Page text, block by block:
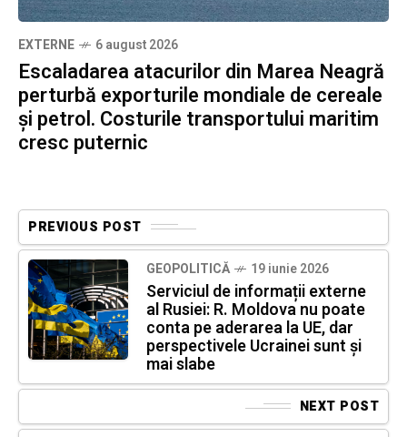
EXTERNE 6 august 2026
Escaladarea atacurilor din Marea Neagră
perturbă exporturile mondiale de cereale
și petrol. Costurile transportului maritim
cresc puternic
PREVIOUS POST
GEOPOLITICĂ 19 iunie 2026
Serviciul de informații externe
al Rusiei: R. Moldova nu poate
conta pe aderarea la UE, dar
perspectivele Ucrainei sunt și
mai slabe
NEXT POST